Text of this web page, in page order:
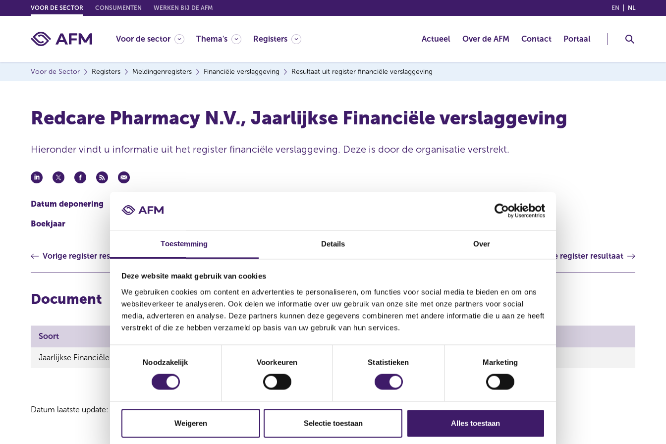
Toestemming Details Over
Deze website maakt gebruik van cookies
We gebruiken cookies om content en advertenties te personaliseren, om functies voor social media te bieden en om ons
websiteverkeer te analyseren. Ook delen we informatie over uw gebruik van onze site met onze partners voor social
media, adverteren en analyse. Deze partners kunnen deze gegevens combineren met andere informatie die u aan ze heeft
verstrekt of die ze hebben verzameld op basis van uw gebruik van hun services.
Noodzakelijk Voorkeuren Statistieken Marketing
Weigeren Selectie toestaan Alles toestaan
o
o
EN (ENGLISH)
NL
VOOR DE SECTOR CONSUMENTEN WERKEN BIJ DE AFM
Voor de sector Thema's Registers Actueel Over de AFM Contact Portaal
Voor de Sector Registers Meldingenregisters Financiële verslaggeving Resultaat uit register financiële verslaggeving
Redcare Pharmacy N.V., Jaarlijkse Financiële verslaggeving
Hieronder vindt u informatie uit het register financiële verslaggeving. Deze is door de organisatie verstrekt.
Datum deponering 13 mrt 2018 - 11:33 Redcare Pharmacy N.V.
Boekjaar
Vorige register resultaat Volgende register resultaat
Document
Soort
Jaarlijkse Financiële verslaggeving 32285.pdf
Datum laatste update: 07 augustus 2026